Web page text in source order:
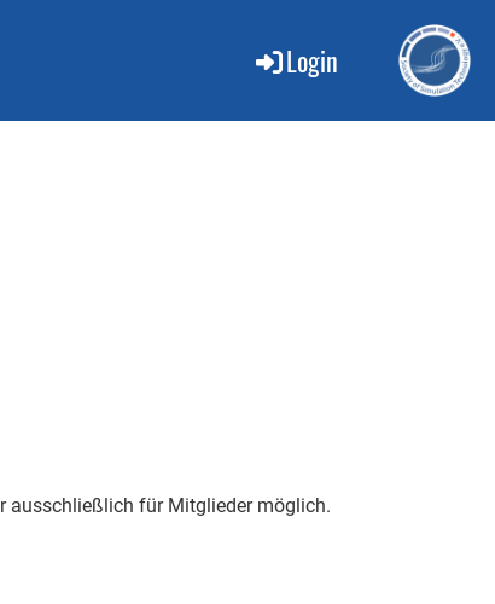
Login
ausschließlich für Mitglieder möglich.